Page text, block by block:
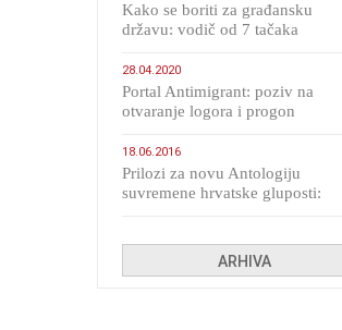
Kako se boriti za građansku
državu: vodič od 7 tačaka
28.04.2020
Portal Antimigrant: poziv na
otvaranje logora i progon
18.06.2016
Prilozi za novu Antologiju
suvremene hrvatske gluposti:
ARHIVA